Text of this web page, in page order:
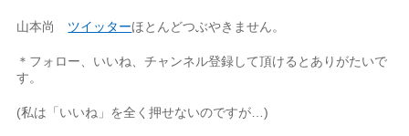
山本尚 ツイッターほとんどつぶやきません。
＊フォロー、いいね、チャンネル登録して頂けるとありがたいで
す。
(私は「いいね」を全く押せないのですが…)